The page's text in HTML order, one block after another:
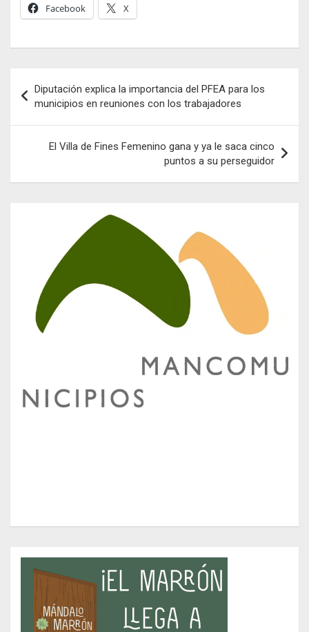
Facebook X
de
entradas
Diputación explica la importancia del PFEA para los
municipios en reuniones con los trabajadores
El Villa de Fines Femenino gana y ya le saca cinco
puntos a su perseguidor